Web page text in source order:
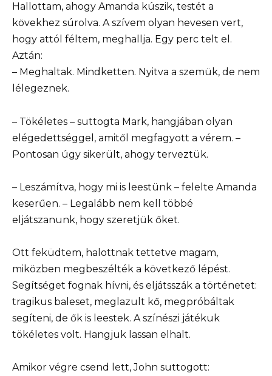
Hallottam, ahogy Amanda kúszik, testét a
kövekhez súrolva. A szívem olyan hevesen vert,
hogy attól féltem, meghallja. Egy perc telt el.
Aztán:
– Meghaltak. Mindketten. Nyitva a szemük, de nem
lélegeznek.
– Tökéletes – suttogta Mark, hangjában olyan
elégedettséggel, amitől megfagyott a vérem. –
Pontosan úgy sikerült, ahogy terveztük.
– Leszámítva, hogy mi is leestünk – felelte Amanda
keserűen. – Legalább nem kell többé
eljátszanunk, hogy szeretjük őket.
Ott feküdtem, halottnak tettetve magam,
miközben megbeszélték a következő lépést.
Segítséget fognak hívni, és eljátsszák a történetet:
tragikus baleset, meglazult kő, megpróbáltak
segíteni, de ők is leestek. A színészi játékuk
tökéletes volt. Hangjuk lassan elhalt.
Amikor végre csend lett, John suttogott: